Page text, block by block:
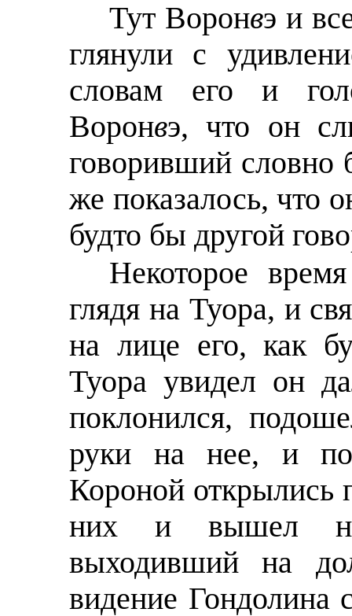
Тут Воронвэ и
глянули с
словам его и
Воронвэ, что он
говоривший словно
же показалось, что
будто бы другой
Некоторое
глядя на Туора, и
на лице его, как
Туора увидел он
поклонился,
руки на нее, и
Короной
них и вышел на
выходивший на
видение Гондолина